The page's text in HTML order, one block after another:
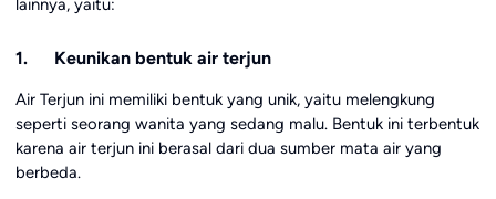
lainnya, yaitu:
1. Keunikan bentuk air terjun
Air Terjun ini memiliki bentuk yang unik, yaitu melengkung
seperti seorang wanita yang sedang malu. Bentuk ini terbentuk
karena air terjun ini berasal dari dua sumber mata air yang
berbeda.